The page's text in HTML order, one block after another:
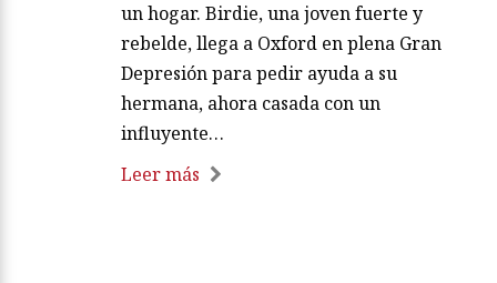
un hogar. Birdie, una joven fuerte y
rebelde, llega a Oxford en plena Gran
Depresión para pedir ayuda a su
hermana, ahora casada con un
influyente…
Leer más